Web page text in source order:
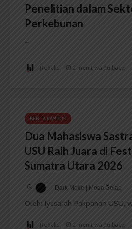
Penelitian dalam
Perkebunan
...
Redaksi 2 menit waktu baca
BERITA KAMPUS
Dua Mahasiswa
USU Raih Juara di
Sumatra Utara 2026
Dark Mode | Moda Gelap
Oleh: Iyusarah Pakpahan USU,
Redaksi 2 menit waktu baca